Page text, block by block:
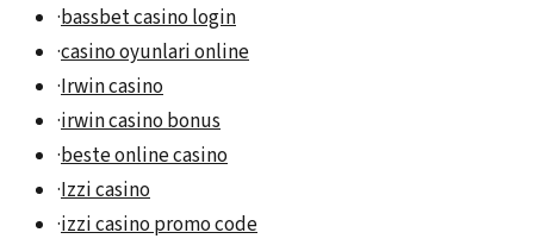
·bassbet casino login
·casino oyunlari online
·Irwin casino
·irwin casino bonus
·beste online casino
·Izzi casino
·izzi casino promo code